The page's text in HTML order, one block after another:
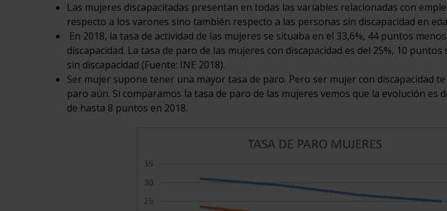
Las mujeres discapacitadas presentan en todas las variables relacionadas con
respecto a los varones sino también respecto a las personas sin discapacidad en
En 2018, la tasa de actividad de las mujeres se situaba en el 33,6%, 44 puntos
discapacidad. La tasa de paro de las mujeres con discapacidad es del 25%, 10
sin discapacidad (Fuente: INE 2018).
Ser mujer supone tener una mayor tasa de paro. Pero ser mujer con discapacidad
paro aún. Si comparamos la tasa de paro de las mujeres vemos que la evolución es
de hasta 8 puntos en 2018.